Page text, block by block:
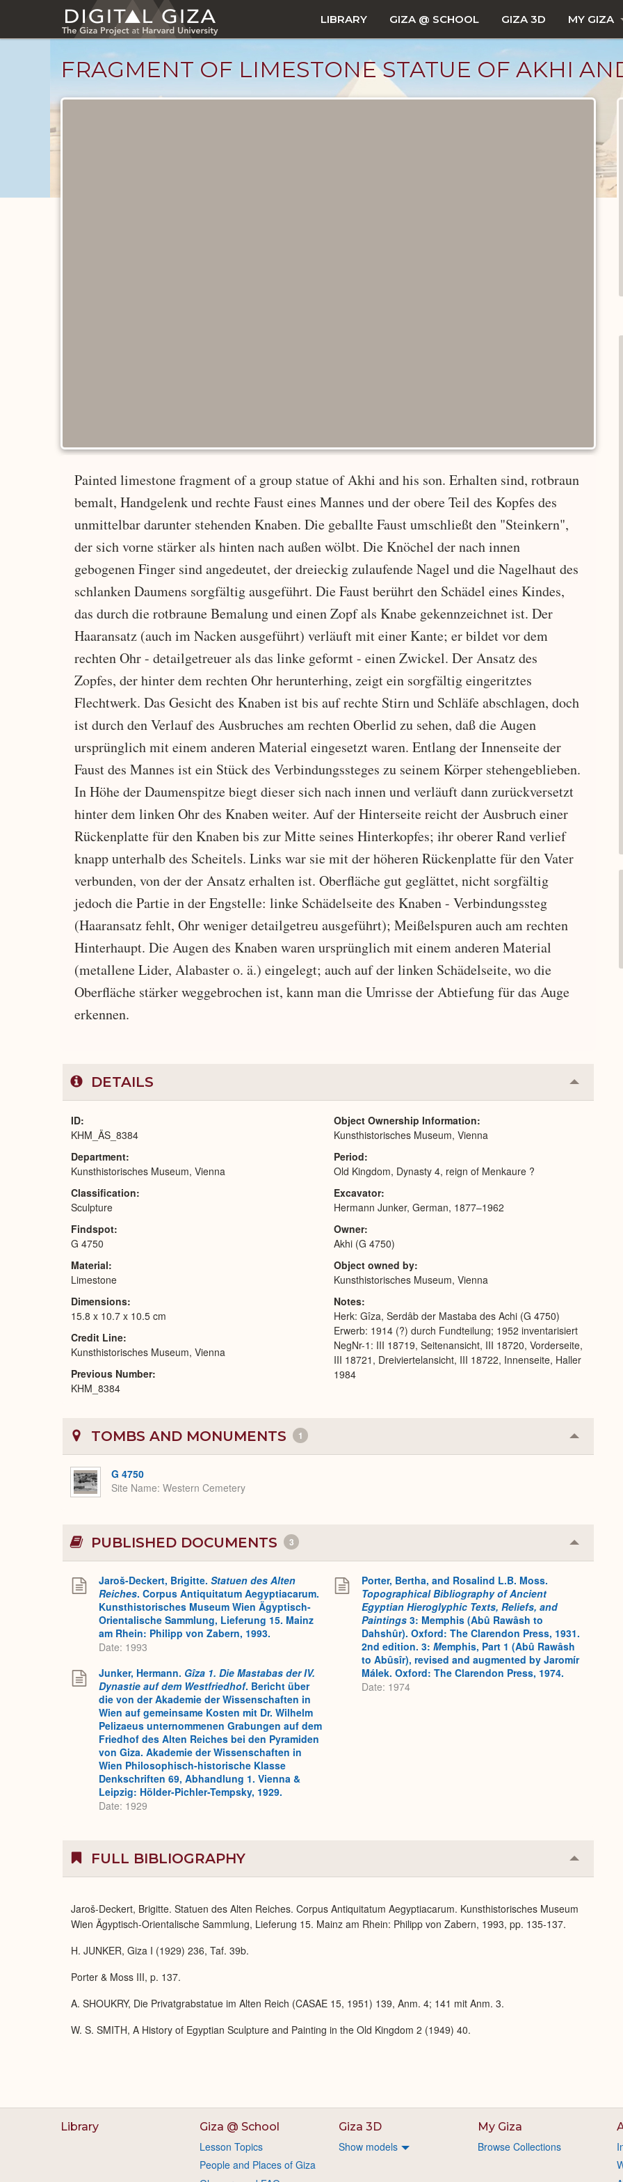
main
LIBRARY GIZA @ SCHOOL GIZA 3D MY GIZA
FRAGMENT OF LIMESTONE STATUE OF AKHI
Painted limestone fragment of a group statue of Akhi and his son. Erhalten sind, rotbraun
bemalt, Handgelenk und rechte Faust eines Mannes und der obere Teil des Kopfes des
unmittelbar darunter stehenden Knaben. Die geballte Faust umschließt den "Steinkern",
der sich vorne stärker als hinten nach außen wölbt. Die Knöchel der nach innen
gebogenen Finger sind angedeutet, der dreieckig zulaufende Nagel und die Nagelhaut des
schlanken Daumens sorgfältig ausgeführt. Die Faust berührt den Schädel eines Kindes,
das durch die rotbraune Bemalung und einen Zopf als Knabe gekennzeichnet ist. Der
Haaransatz (auch im Nacken ausgeführt) verläuft mit einer Kante; er bildet vor dem
rechten Ohr - detailgetreuer als das linke geformt - einen Zwickel. Der Ansatz des
Zopfes, der hinter dem rechten Ohr herunterhing, zeigt ein sorgfältig eingeritztes
Flechtwerk. Das Gesicht des Knaben ist bis auf rechte Stirn und Schläfe abschlagen, doch
ist durch den Verlauf des Ausbruches am rechten Oberlid zu sehen, daß die Augen
ursprünglich mit einem anderen Material eingesetzt waren. Entlang der Innenseite der
Faust des Mannes ist ein Stück des Verbindungssteges zu seinem Körper stehengeblieben.
In Höhe der Daumenspitze biegt dieser sich nach innen und verläuft dann zurückversetzt
hinter dem linken Ohr des Knaben weiter. Auf der Hinterseite reicht der Ausbruch einer
Rückenplatte für den Knaben bis zur Mitte seines Hinterkopfes; ihr oberer Rand verlief
knapp unterhalb des Scheitels. Links war sie mit der höheren Rückenplatte für den Vater
verbunden, von der der Ansatz erhalten ist. Oberfläche gut geglättet, nicht sorgfältig
jedoch die Partie in der Engstelle: linke Schädelseite des Knaben - Verbindungssteg
(Haaransatz fehlt, Ohr weniger detailgetreu ausgeführt); Meißelspuren auch am rechten
Hinterhaupt. Die Augen des Knaben waren ursprünglich mit einem anderen Material
(metallene Lider, Alabaster o. ä.) eingelegt; auch auf der linken Schädelseite, wo die
Oberfläche stärker weggebrochen ist, kann man die Umrisse der Abtiefung für das Auge
erkennen.
DETAILS Collapse
or
ID
KHM_ÄS_8384
Department
Kunsthistorisches Museum, Vienna
Classification
Sculpture
Findspot
G 4750
Material
Limestone
Dimensions
15.8 x 10.7 x 10.5 cm
Credit Line
Kunsthistorisches Museum, Vienna
Previous Number
KHM_8384
Object Ownership Information
Kunsthistorisches Museum, Vienna
Period
Old Kingdom, Dynasty 4, reign of Menkaure ?
Excavator
Hermann Junker, German, 1877–1962
Owner
Akhi (G 4750)
Object owned by
Kunsthistorisches Museum, Vienna
Notes
Herk: Gîza, Serdâb der Mastaba des Achi (G 4750)
Erwerb: 1914 (?) durch Fundteilung; 1952 inventarisiert
NegNr-1: III 18719, Seitenansicht, III 18720, Vorderseite,
III 18721, Dreiviertelansicht, III 18722, Innenseite, Haller
1984
TOMBS AND MONUMENTS 1 Collapse
or
G 4750
Site Name Western Cemetery
PUBLISHED DOCUMENTS 3 Collapse
or
Jaroš-Deckert, Brigitte. Statuen des Alten
Reiches. Corpus Antiquitatum Aegyptiacarum.
Kunsthistorisches Museum Wien Ägyptisch-
Orientalische Sammlung, Lieferung 15. Mainz
am Rhein: Philipp von Zabern, 1993.
Date: 1993
Junker, Hermann. Gîza 1. Die Mastabas der IV.
Dynastie auf dem Westfriedhof. Bericht über
die von der Akademie der Wissenschaften in
Wien auf gemeinsame Kosten mit Dr. Wilhelm
Pelizaeus unternommenen Grabungen auf dem
Friedhof des Alten Reiches bei den Pyramiden
von Giza. Akademie der Wissenschaften in
Wien Philosophisch-historische Klasse
Denkschriften 69, Abhandlung 1. Vienna &
Leipzig: Hölder-Pichler-Tempsky, 1929.
Date: 1929
Porter, Bertha, and Rosalind L.B. Moss.
Topographical Bibliography of Ancient
Egyptian Hieroglyphic Texts, Reliefs, and
Paintings 3: Memphis (Abû Rawâsh to
Dahshûr). Oxford: The Clarendon Press, 1931.
2nd edition. 3: Memphis, Part 1 (Abû Rawâsh
to Abûsîr), revised and augmented by Jaromír
Málek. Oxford: The Clarendon Press, 1974.
Date: 1974
FULL BIBLIOGRAPHY Collapse
or
Jaroš-Deckert, Brigitte. Statuen des Alten Reiches. Corpus Antiquitatum Aegyptiacarum. Kunsthistorisches Museum
Wien Ägyptisch-Orientalische Sammlung, Lieferung 15. Mainz am Rhein: Philipp von Zabern, 1993, pp. 135-137.
H. JUNKER, Giza I (1929) 236, Taf. 39b.
Porter & Moss III, p. 137.
A. SHOUKRY, Die Privatgrabstatue im Alten Reich (CASAE 15, 1951) 139, Anm. 4; 141 mit Anm. 3.
W. S. SMITH, A History of Egyptian Sculpture and Painting in the Old Kingdom 2 (1949) 40.
Library Giza @ School
Lesson Topics
People and Places of Giza
Giza 3D
Show models
My Giza
Browse Collections